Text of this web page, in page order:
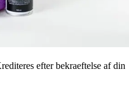
efter bekraeftelse af din